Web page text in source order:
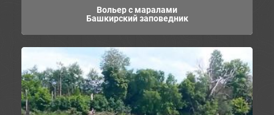
Вольер с маралами
Башкирский заповедник